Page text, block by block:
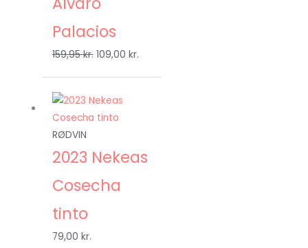
Palacios
159,95kr. 109,00 kr.
RØDVIN
2023 Nekeas
Cosecha
tinto
79,00 kr.